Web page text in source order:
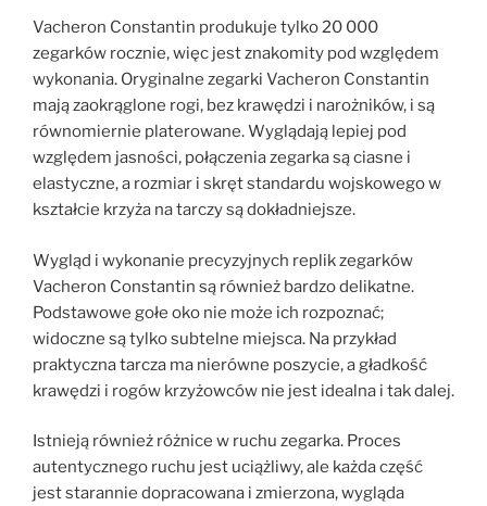
Vacheron Constantin produkuje tylko 20 000
zegarków rocznie, więc jest znakomity pod względem
wykonania. Oryginalne zegarki Vacheron Constantin
mają zaokrąglone rogi, bez krawędzi i narożników, i są
równomiernie platerowane. Wyglądają lepiej pod
względem jasności, połączenia zegarka są ciasne i
elastyczne, a rozmiar i skręt standardu wojskowego w
kształcie krzyża na tarczy są dokładniejsze.
Wygląd i wykonanie precyzyjnych replik zegarków
Vacheron Constantin są również bardzo delikatne.
Podstawowe gołe oko nie może ich rozpoznać;
widoczne są tylko subtelne miejsca. Na przykład
praktyczna tarcza ma nierówne poszycie, a gładkość
krawędzi i rogów krzyżowców nie jest idealna i tak dalej.
Istnieją również różnice w ruchu zegarka. Proces
autentycznego ruchu jest uciążliwy, ale każda część
jest starannie dopracowana i zmierzona, wygląda